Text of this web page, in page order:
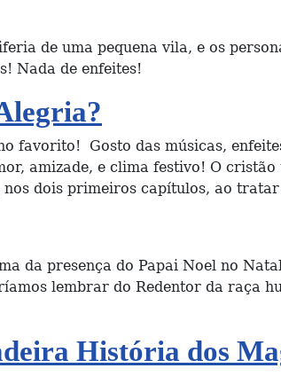
de uma pequena vila, e os
Nada de enfeites!
favorito! Gosto das músicas,
amizade, e clima festivo! O
dois primeiros capítulos, ao
da presença do Papai Noel no
lembrar do Redentor da raça
História dos